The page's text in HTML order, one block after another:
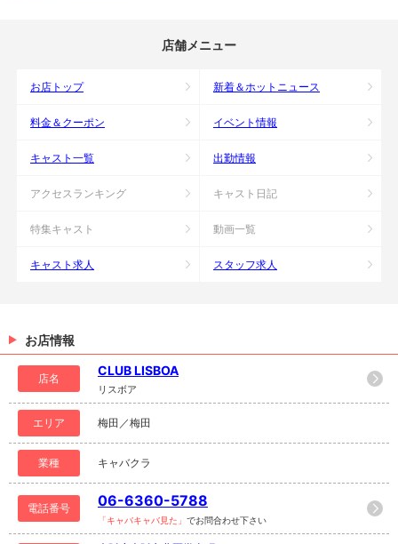
店舗メニュー
お店トップ 新着＆ホットニュース
料金＆クーポン イベント情報
キャスト一覧 出勤情報
アクセスランキング キャスト日記
特集キャスト 動画一覧
キャスト求人 スタッフ求人
お店情報
店名
CLUB LISBOA
リスボア
エリア 梅田／梅田
業種 キャバクラ
電話番号 06-6360-5788
「キャバキャバ見た」 でお問合わせ下さい